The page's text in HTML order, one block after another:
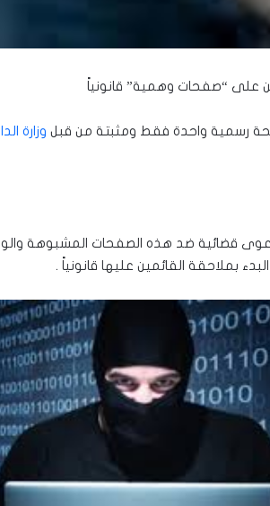
على “صفحات وهمية” قانونياً
صفحة رسمية واحدة فقط ومثبتة من قبل وزارة
قضائية ضد هذه الصفحات المشبوهة
القائمين عليها قانونياً .